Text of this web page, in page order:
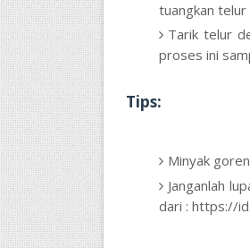
tuangkan
Tarik telur
proses ini
Tips:
Minyak
Janganlah
dari : https://